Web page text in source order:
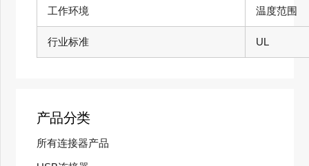
工作环境 温度范围
行业标准 UL
产品分类
所有连接器产品